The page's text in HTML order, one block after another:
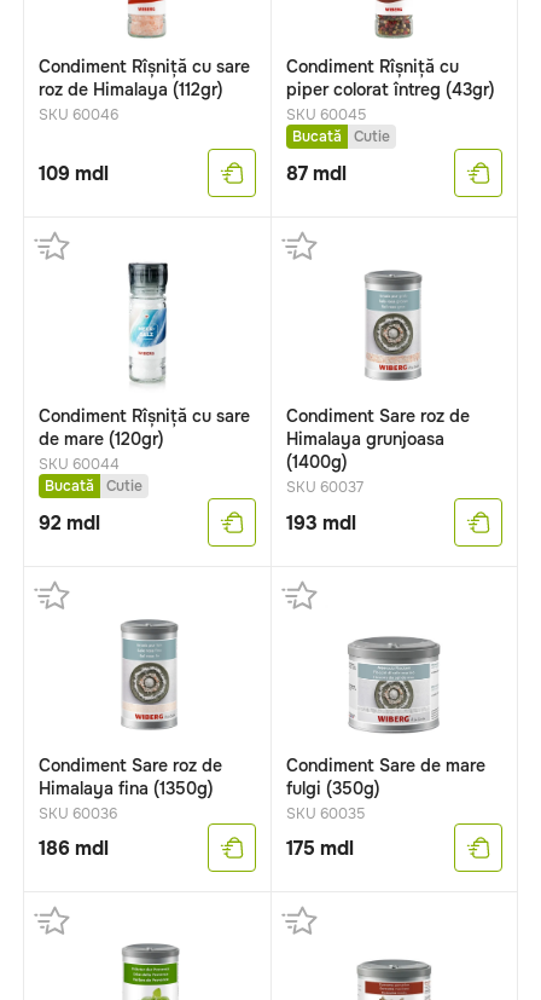
Condiment Rîșniță cu sare
roz de Himalaya (112gr)
SKU 60046
109 mdl
Condiment Rîșniță cu
piper colorat întreg (43gr)
SKU 60045
Bucată
Cutie
87mdl
Condiment Rîșniță cu sare
de mare (120gr)
SKU 60044
Bucată
Cutie
92 mdl
Condiment Sare roz de
Himalaya grunjoasa
(1400g)
SKU 60037
193 mdl
Condiment Sare roz de
Himalaya fina (1350g)
SKU 60036
186 mdl
Condiment Sare de mare
fulgi (350g)
SKU 60035
175 mdl